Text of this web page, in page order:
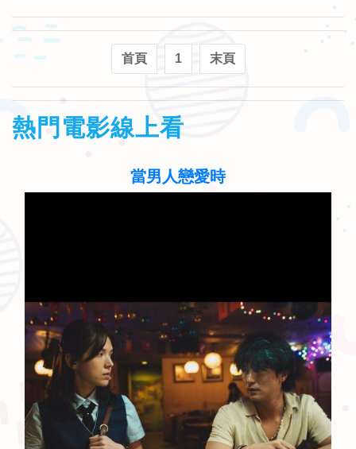
首頁 1 末頁
熱門電影線上看
當男人戀愛時